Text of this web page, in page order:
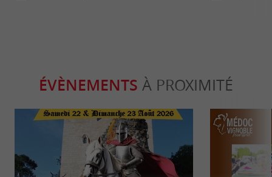
ÉVÈNEMENTS À PROXIMITÉ